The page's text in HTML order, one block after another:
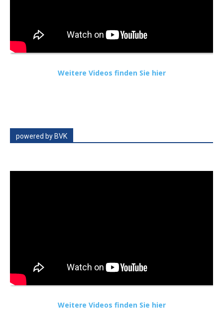
Weitere Videos finden Sie hier
powered by BVK
Weitere Videos finden Sie hier